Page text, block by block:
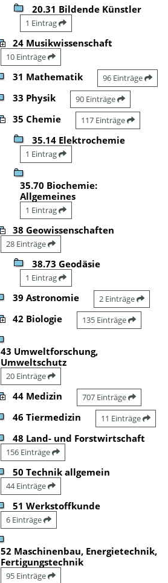
20.31 Bildende Künstler
1 Eintrag
24 Musikwissenschaft
10 Einträge
31 Mathematik 96 Einträge
33 Physik 90 Einträge
35 Chemie 117 Einträge
35.14 Elektrochemie
1 Eintrag
35.70 Biochemie:
Allgemeines
1 Eintrag
38 Geowissenschaften
28 Einträge
38.73 Geodäsie
1 Eintrag
39 Astronomie 2 Einträge
42 Biologie 135 Einträge
43 Umweltforschung,
Umweltschutz
20 Einträge
44 Medizin 707 Einträge
46 Tiermedizin 11 Einträge
48 Land- und Forstwirtschaft
156 Einträge
50 Technik allgemein
44 Einträge
51 Werkstoffkunde
6 Einträge
52 Maschinenbau, Energietechnik,
Fertigungstechnik
95 Einträge